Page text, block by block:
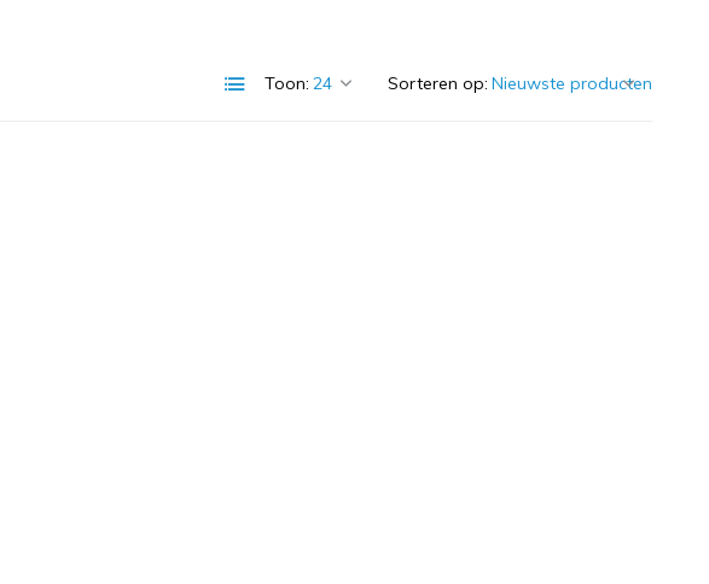
Toon: Sorteren op: